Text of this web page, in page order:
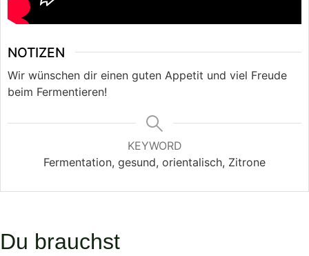
NOTIZEN
Wir wünschen dir einen guten Appetit und viel Freude
beim Fermentieren!
KEYWORD
Fermentation, gesund, orientalisch, Zitrone
Du brauchst